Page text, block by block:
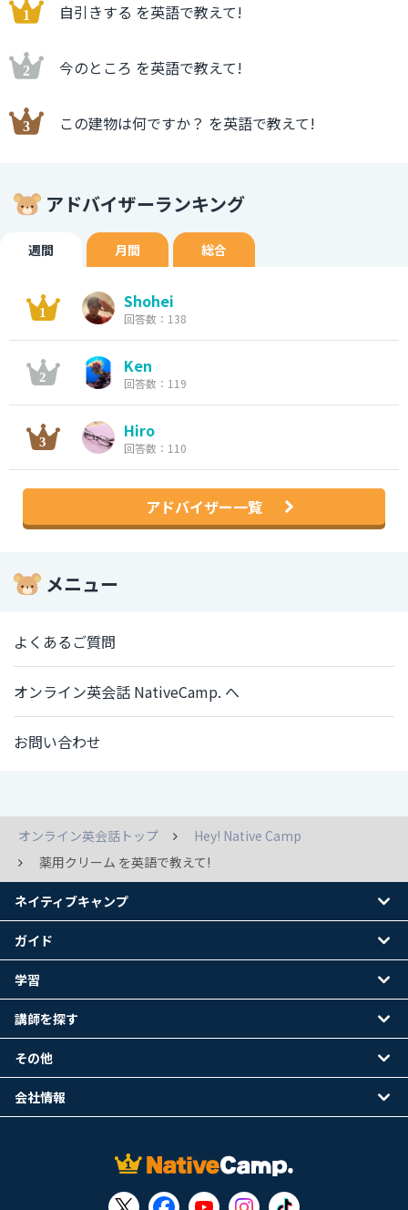
自引きする を英語で教えて!
今のところ を英語で教えて!
この建物は何ですか？ を英語で教えて!
アドバイザーランキング
週間 月間 総合
Shohei
回答数：138
Ken
回答数：119
Hiro
回答数：110
アドバイザー一覧
メニュー
よくあるご質問
オンライン英会話 NativeCamp. へ
お問い合わせ
オンライン英会話トップ
Hey! Native Camp
薬用クリーム を英語で教えて!
ネイティブキャンプ
ガイド
学習
講師を探す
その他
会社情報